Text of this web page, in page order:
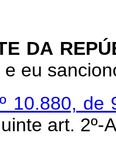
DA
eu
10.880, de
art. 2º-